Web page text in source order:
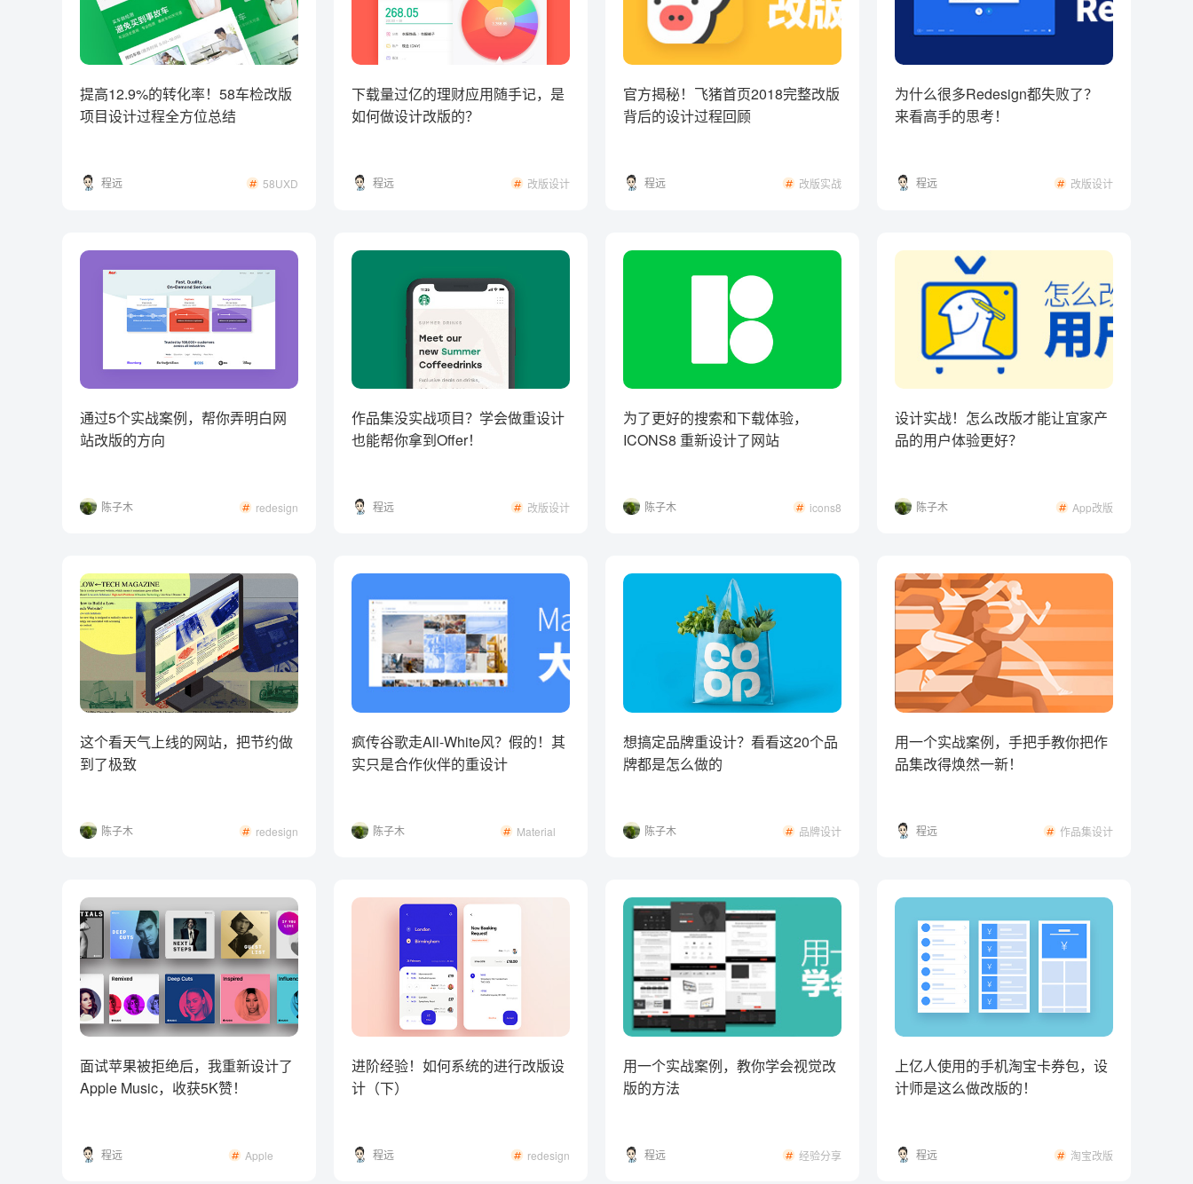
提高12.9%的转化率！58车检改版
项目设计过程全方位总结
程远 58UXD
下载量过亿的理财应用随手记，是
如何做设计改版的？
程远 改版设计
官方揭秘！飞猪首页2018完整改版
背后的设计过程回顾
程远 改版实战
为什么很多Redesign都失败了？
来看高手的思考！
程远 改版设计
通过5个实战案例，帮你弄明白网
站改版的方向
陈子木 redesign
作品集没实战项目？学会做重设计
也能帮你拿到Offer！
程远 改版设计
为了更好的搜索和下载体验，
ICONS8 重新设计了网站
陈子木 icons8
设计实战！怎么改版才能让宜家产
品的用户体验更好？
陈子木 App改版
这个看天气上线的网站，把节约做
到了极致
陈子木 redesign
疯传谷歌走All-White风？假的！其
实只是合作伙伴的重设计
陈子木
Material
想搞定品牌重设计？看看这20个品
牌都是怎么做的
陈子木 品牌设计
用一个实战案例，手把手教你把作
品集改得焕然一新！
程远 作品集设计
面试苹果被拒绝后，我重新设计了
Apple Music，收获5K赞！
程远
Apple
进阶经验！如何系统的进行改版设
计（下）
程远 redesign
用一个实战案例，教你学会视觉改
版的方法
程远 经验分享
上亿人使用的手机淘宝卡券包，设
计师是这么做改版的！
程远 淘宝改版